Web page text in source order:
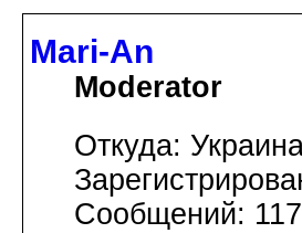
Mari-An
Moderator
Откуда:
Сообщений: